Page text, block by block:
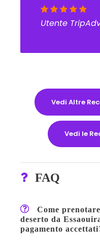
Utente
Vedi Altre
Vedi le
FAQ
Come
deserto da
pagamento